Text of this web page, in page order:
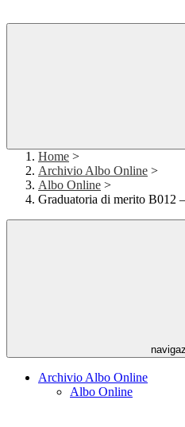
Home >
Archivio Albo Online >
Albo Online >
Graduatoria di merito B012
Archivio Albo Online
Albo Online